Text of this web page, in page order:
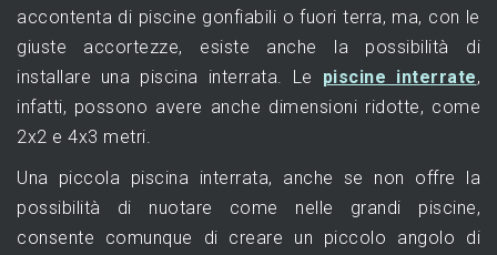
accontenta di piscine gonfiabili o fuori terra, ma, con le
giuste accortezze, esiste anche la possibilità di
installare una piscina interrata. Le piscine interrate,
infatti, possono avere anche dimensioni ridotte, come
2x2 e 4x3 metri.
Una piccola piscina interrata, anche se non offre la
possibilità di nuotare come nelle grandi piscine,
consente comunque di creare un piccolo angolo di